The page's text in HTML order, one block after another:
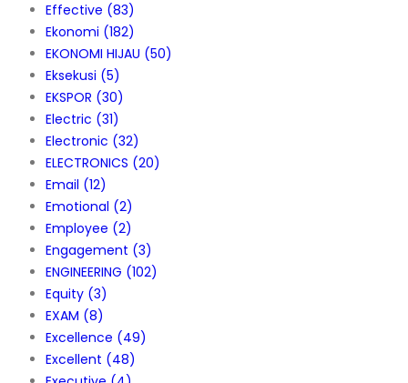
Effective (83)
Ekonomi (182)
EKONOMI HIJAU (50)
Eksekusi (5)
EKSPOR (30)
Electric (31)
Electronic (32)
ELECTRONICS (20)
Email (12)
Emotional (2)
Employee (2)
Engagement (3)
ENGINEERING (102)
Equity (3)
EXAM (8)
Excellence (49)
Excellent (48)